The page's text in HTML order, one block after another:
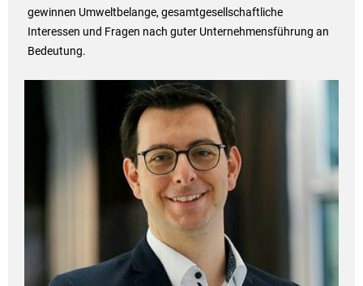
gewinnen Umweltbelange, gesamtgesellschaftliche
Interessen und Fragen nach guter Unternehmensführung an
Bedeutung.